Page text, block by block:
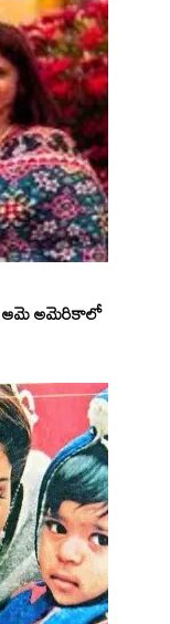
ఆమె అమెరికాలో